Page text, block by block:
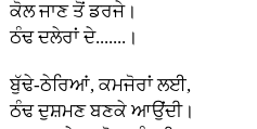
ਕੋਲ ਜਾਣ ਤੋਂ ਡਰਜੇ।
ਠੰਢ ਦਲੇਰਾਂ ਦੇ.......।
ਬੁੱਢੇ-ਠੇਰਿਆਂ, ਕਮਜੋਰਾਂ ਲਈ,
ਠੰਢ ਦੁਸ਼ਮਣ ਬਣਕੇ ਆਉਂਦੀ।